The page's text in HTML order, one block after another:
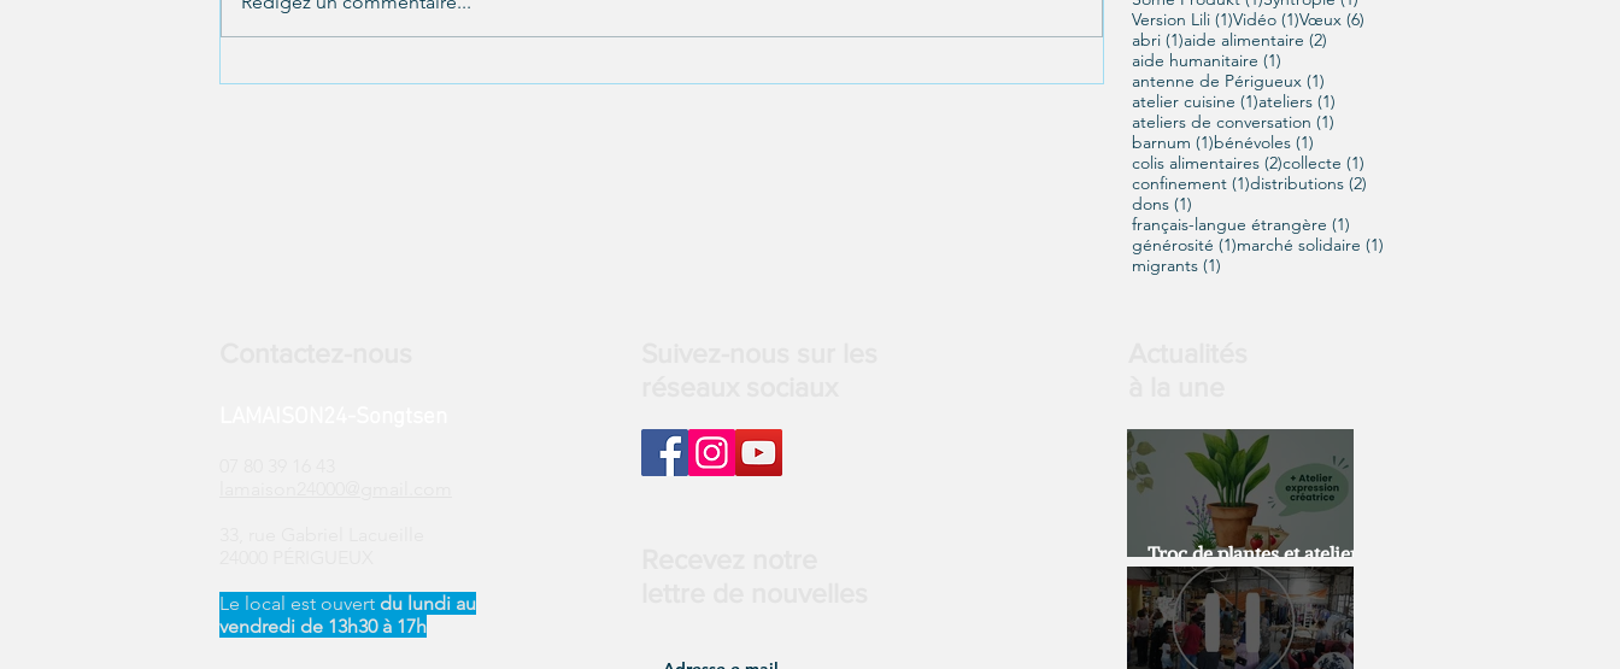
Version Lili (1)1 post
Vidéo (1)1 post
Vœux (6)
abri (1)1 post
aide alimentaire (2)
aide humanitaire (1)
antenne de Périgueux (1)
atelier cuisine (1)1 post
ateliers (1)
ateliers de conversation (1)
barnum (1)1 post
bénévoles (1)
colis alimentaires (2)2 posts
collecte (1)
confinement (1)1 post
distributions (2)
dons (1)
français-langue étrangère (1)
générosité (1)1 post
marché solidaire (1)
migrants (1)
Le local est ouvert ​ du lundi au
vendredi de 13h30 à 17h
Troc de plantes et atelier
expression artistique